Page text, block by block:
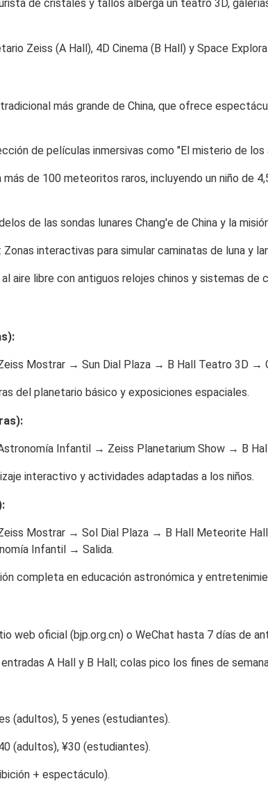
de cristales y tallos alberga un teatro 3D,
Zeiss (A Hall), 4D Cinema (B Hall) y Space
más grande de China, que ofrece
de películas inmersivas como "El misterio de los
más de 100 meteoritos raros, incluyendo un niño de
de las sondas lunares Chang'e de China y la
: Zonas interactivas para simular caminatas de luna y
al aire libre con antiguos relojes chinos y sistemas de
:
Mostrar → Sun Dial Plaza → B Hall Teatro 3D →
del planetario básico y exposiciones espaciales.
:
Infantil → Zeiss Planetarium Show → B
interactivo y actividades adaptadas a los niños.
:
Mostrar → Sol Dial Plaza → B Hall Meteorite
Infantil → Salida.
completa en educación astronómica y
web oficial (bjp.org.cn) o WeChat hasta 7 días de
A Hall y B Hall; colas pico los fines de
(adultos), 5 yenes (estudiantes).
(adultos), ¥30 (estudiantes).
+ espectáculo).